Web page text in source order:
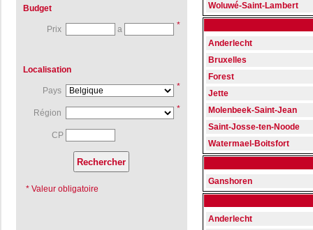
Budget
Prix a *
Localisation
Pays *
Région *
CP
* Valeur obligatoire
Woluwé-Saint-Lambert
Anderlecht
Bruxelles
Forest
Jette
Molenbeek-Saint-Jean
Saint-Josse-ten-Noode
Watermael-Boitsfort
Ganshoren
Anderlecht